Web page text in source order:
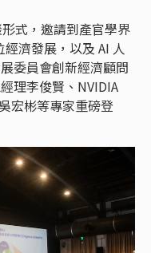
式，邀請到產官學界
濟發展，以及 AI 人
委員會創新經濟顧問
理李俊賢、NVIDIA
宏彬等專家重磅登